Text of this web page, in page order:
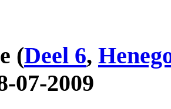
(Deel 6,
07-2009